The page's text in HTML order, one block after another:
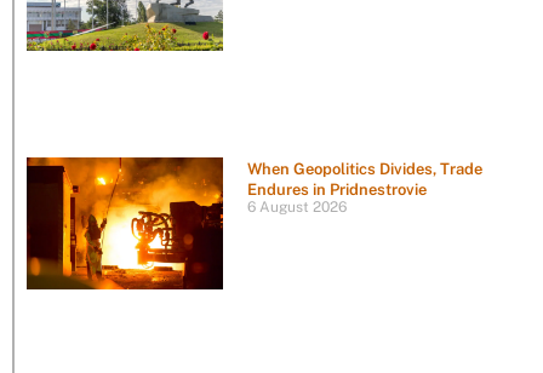
When Geopolitics Divides, Trade
Endures in Pridnestrovie
6 August 2026